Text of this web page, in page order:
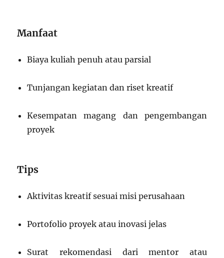
Manfaat
Biaya kuliah penuh atau parsial
Tunjangan kegiatan dan riset kreatif
Kesempatan magang dan pengembangan
proyek
Tips
Aktivitas kreatif sesuai misi perusahaan
Portofolio proyek atau inovasi jelas
Surat rekomendasi dari mentor atau